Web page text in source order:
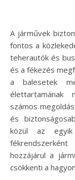
A járművek biztonságos és hatékony irányítása kiemelten
fontos a
teherautók és
és a fékezés
a balesetek
élettartamának
számos
és
közül az
hozzájárul a
csökkenti a